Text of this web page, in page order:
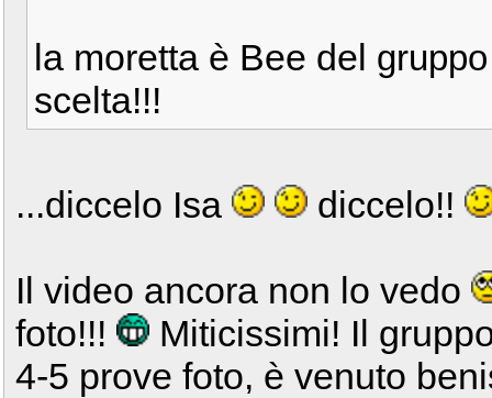
la moretta è Bee del
scelta!!!
...diccelo Isa diccelo!!
Il video ancora non lo vedo
foto!!!
Miticissimi! Il
4-5 prove foto, è venuto